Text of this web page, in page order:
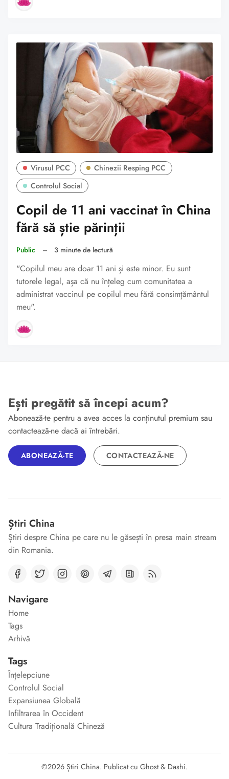
Virusul PCC
Chinezii Resping PCC
Controlul Social
Copil de 11 ani vaccinat în China
fără să știe părinții
Public – 3 minute de lectură
"Copilul meu are doar 11 ani și este minor. Eu sunt
tutorele legal, așa că nu înțeleg cum comunitatea a
administrat vaccinul pe copilul meu fără consimțământul
meu".
Ești pregătit să începi acum?
Abonează-te pentru a avea acces la conținutul premium sau
contactează-ne dacă ai întrebări.
ABONEAZĂ-TE CONTACTEAZĂ-NE
Știri China
Știri despre China pe care nu le găsești în presa main stream
din Romania.
Navigare
Home
Tags
Arhivă
Tags
Înțelepciune
Controlul Social
Expansiunea Globală
Infiltrarea în Occident
Cultura Tradițională Chineză
©2026 Știri China. Publicat cu Ghost& Dashi.